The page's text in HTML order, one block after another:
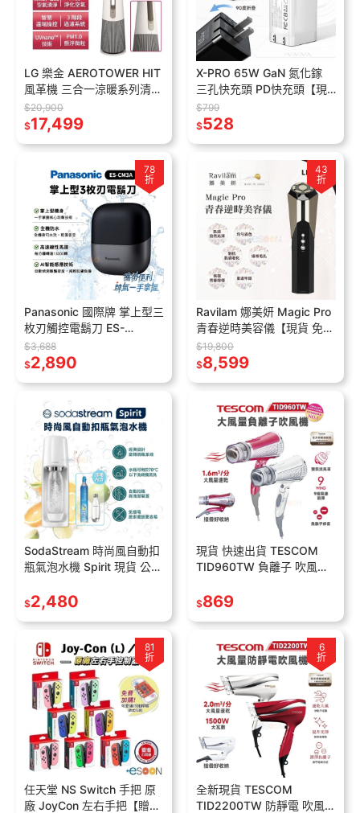
LG 樂金 AEROTOWER HIT
風革機 三合一涼暖系列清淨
機 FS151PCJ0 經典版 奶茶
棕 清淨機
$20,900
$17,499
X-PRO 65W GaN 氮化鎵
三孔快充頭 PD快充頭【現
貨 BSMI】TYPE-C 快充頭
蘋果/安卓/筆電 通用
$799
$528
78
折
Panasonic 國際牌 掌上型三
枚刃觸控電鬍刀 ES-
CM3A【現貨】小精靈 三刀
頭 全機防水 刮鬍刀 電鬍刀
$3,688
$2,890
43
折
Ravilam 娜美妍 Magic Pro
青春逆時美容儀【現貨 免
運】LRJ-R02-BG 黑金色
面部美容儀 導入儀
$19,800
$8,599
SodaStream 時尚風自動扣
瓶氣泡水機 Spirit 現貨 公司
旋轉鋼瓶 氣泡水機
$2,480
現貨 快速出貨 TESCOM
TID960TW 負離子 吹風機
便攜 強力速乾 一年保固 吹
$869
81
折
任天堂 NS Switch 手把 原
廠 JoyCon 左右手把【贈搖
6
折
全新現貨 TESCOM
TID2200TW 防靜電 吹風機